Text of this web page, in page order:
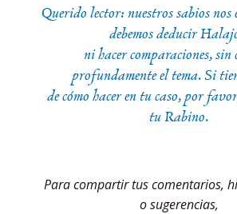
Querido lector: nuestros sabios nos
debemos deducir
ni hacer comparaciones, sin
profundamente el tema. Si
de cómo hacer en tu caso, por
tu Rabino.
Para compartir tus comentarios,
o sugerencias,